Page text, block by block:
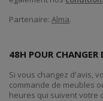
Partenaire: Alma.
48H POUR CHANGER
Si vous changez d'avis,
commande de meubles
heures qui suivent votre